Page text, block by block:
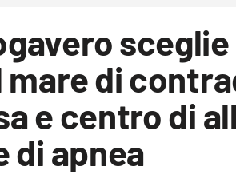
di
e centro di
di apnea